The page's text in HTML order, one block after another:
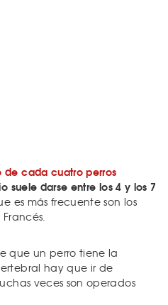
de cada cuatro perros
suele darse entre los 4 y los 7
es más frecuente son los
que un perro tiene la
hay que ir de
veces son operados